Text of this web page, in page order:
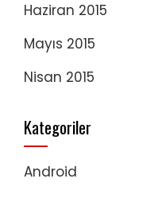
Haziran 2015
Mayıs 2015
Nisan 2015
Kategoriler
Android